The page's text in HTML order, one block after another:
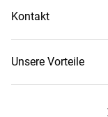
Kontakt
Unsere Vorteile